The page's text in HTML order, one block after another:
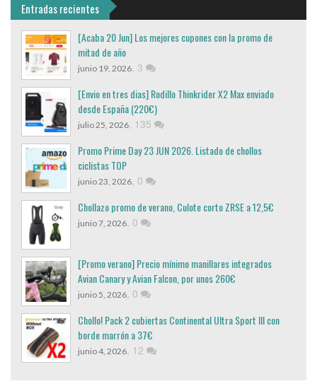
Entradas recientes
[Acaba 20 Jun] Los mejores cupones con la promo de
mitad de año
junio 19, 2026, 3
[Envio en tres dias] Rodillo Thinkrider X2 Max enviado
desde España (220€)
julio 25, 2026, 135
Promo Prime Day 23 JUN 2026. Listado de chollos
ciclistas TOP
junio 23, 2026, 0
Chollazo promo de verano, Culote corto ZRSE a 12,5€
junio 7, 2026, 0
[Promo verano] Precio mínimo manillares integrados
Avian Canary y Avian Falcon, por unos 260€
junio 5, 2026, 0
Chollo! Pack 2 cubiertas Continental Ultra Sport III con
borde marrón a 37€
junio 4, 2026, 12